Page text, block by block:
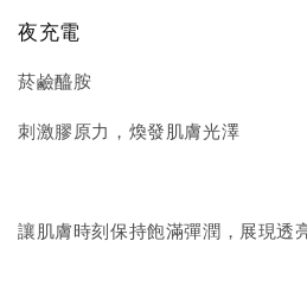
夜充電
菸鹼醯胺
刺激膠原力，煥發肌膚光澤
讓肌膚時刻保持飽滿彈潤，展現透